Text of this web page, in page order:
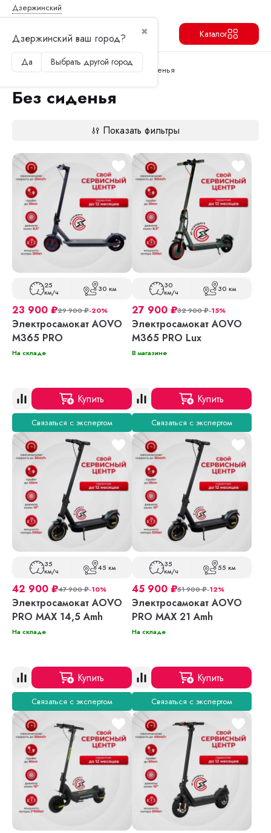
Дзержинский
✖
Дзержинский ваш город?
Да Выбрать другой город
Каталог
Главная Электросамокаты Без сиденья
Без сиденья
Показать фильтры
25
км/ч 30 км
23 900 ₽29 900₽-20%
Электросамокат AOVO
M365 PRO
На складе
Купить
Связаться с экспертом
30
км/ч 30 км
27 900 ₽32 900₽-15%
Электросамокат AOVO
M365 PRO Lux
В магазине
Купить
Связаться с экспертом
35
км/ч 45 км
42 900 ₽47 900₽-10%
Электросамокат AOVO
PRO MAX 14,5 Amh
На складе
Купить
Связаться с экспертом
35
км/ч 55 км
45 900 ₽51 900₽-12%
Электросамокат AOVO
PRO MAX 21 Amh
На складе
Купить
Связаться с экспертом
Продолжить Перейти в корзину